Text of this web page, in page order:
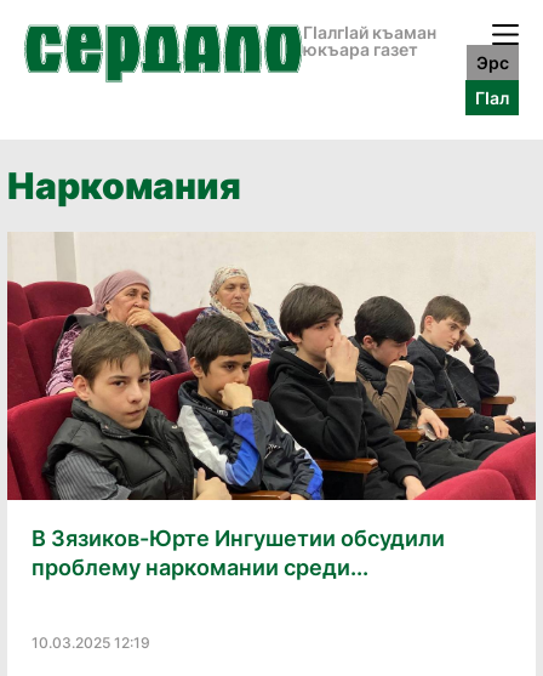
ГӀалгӀай къаман
юкъара газет
Эрс
ГӀал
Наркомания
В Зязиков-Юрте Ингушетии обсудили
проблему наркомании среди...
10.03.2025 12:19